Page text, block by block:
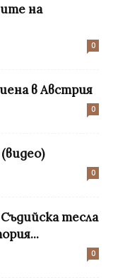
на
0
в Австрия
0
0
тесла
0